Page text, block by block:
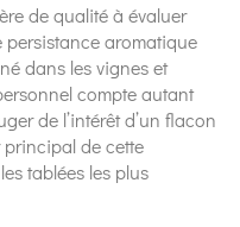
de qualité à évaluer
persistance aromatique
dans les vignes et
compte autant
de l’intérêt d’un flacon
de cette
tablées les plus